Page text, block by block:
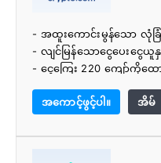
- အထူးကောင်းမွန်သော လုံခ
- လျင်မြန်သောငွေပေးငွေ
- ငွေကြေး 220 ကျော်ကိုထ
- စျေးသက်သာသောဘဏ်
အကောင့်ဖွင့်ပါ။ အိမ်